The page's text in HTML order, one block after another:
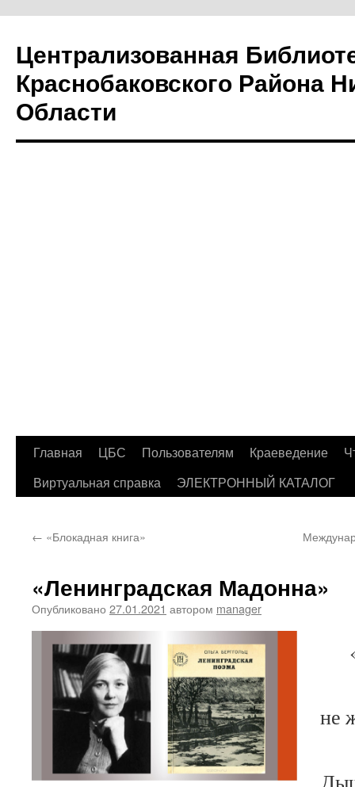
Централизованная
Краснобаковского Района
Области
Перейти
Главная ЦБС Пользователям Краеведение
Виртуальная справка
ЭЛЕКТРОННЫЙ КАТАЛОГ
← «Блокадная книга»
«Ленинградская Мадонна»
Опубликовано 27.01.2021 автором manager
не